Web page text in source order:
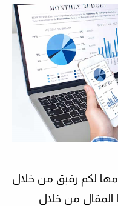
لكم رفيق من خلال
المقال من خلال